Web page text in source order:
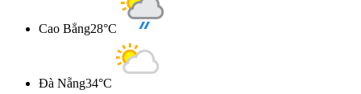
Cao Bẳng28°C
Đà Nẵng34°C